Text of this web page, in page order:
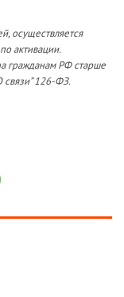
осуществляется
активации.
гражданам РФ старше
связи” 126-ФЗ.